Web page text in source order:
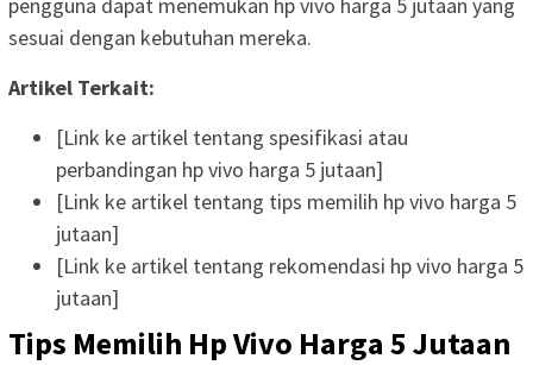
sesuai dengan kebutuhan mereka.
Artikel Terkait:
[Link ke artikel tentang spesifikasi atau
perbandingan hp vivo harga 5 jutaan]
[Link ke artikel tentang tips memilih hp vivo harga 5
jutaan]
[Link ke artikel tentang rekomendasi hp vivo harga 5
jutaan]
Tips Memilih Hp Vivo Harga 5 Jutaan